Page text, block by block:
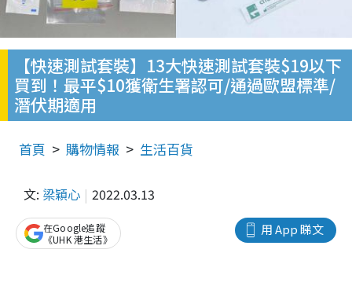
【快速測試套裝】13大快速測試套裝$19以下
買到！最平$10獲衛生署認可/通過歐盟標準/
潛伏期適用
首頁 購物情報 生活百貨
文: 梁穎心 2022.03.13
用 App 睇文
在Google追蹤
《UHK 港生活》